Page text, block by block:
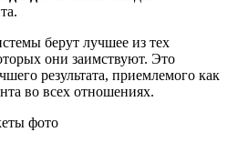
берут лучшее из тех
они заимствуют. Это
результата, приемлемого как
во всех отношениях.